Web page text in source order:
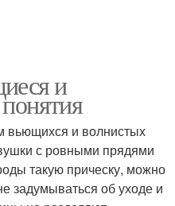
Стрижка для волнистых
волос
и
вьющихся и волнистых
с ровными прядями
такую прическу, можно
задумываться об уходе и